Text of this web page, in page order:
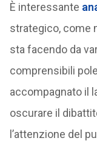
È interessante
strategico, come
sta facendo da
comprensibili
accompagnato il
oscurare il
l’attenzione del